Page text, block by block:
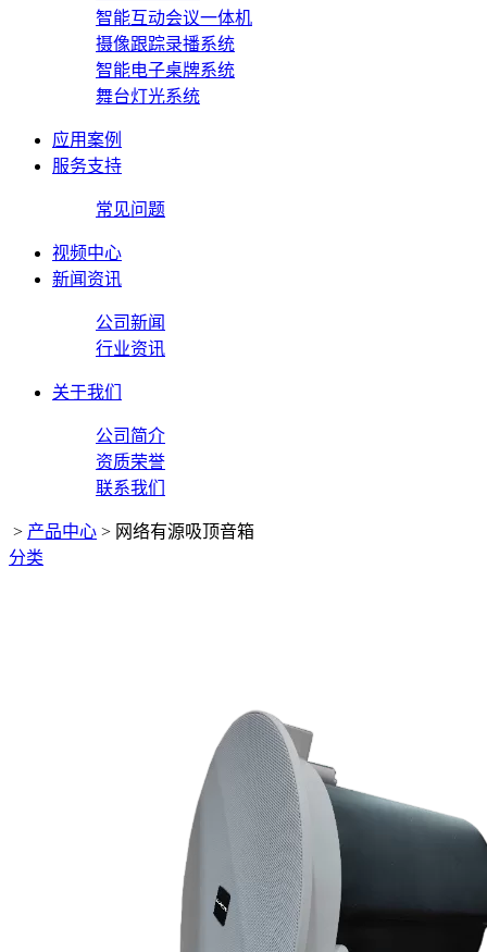
智能互动会议一体机
摄像跟踪录播系统
智能电子桌牌系统
舞台灯光系统
应用案例
服务支持
常见问题
视频中心
新闻资讯
公司新闻
行业资讯
关于我们
公司简介
资质荣誉
联系我们
> 产品中心 > 网络有源吸顶音箱
分类